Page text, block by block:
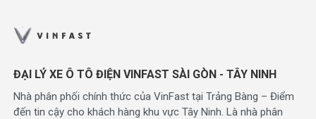
ĐẠI LÝ XE Ô TÔ ĐIỆN VINFAST SÀI GÒN - TÂY NINH
Nhà phân phối chính thức của VinFast tại Trảng Bàng – Điểm
đến tin cậy cho khách hàng khu vực Tây Ninh. Là nhà phân